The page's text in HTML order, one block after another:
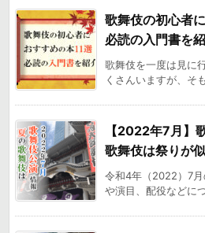
歌舞伎の初心者
必読の入門書を
歌舞伎を一度は見に
くさんいますが、そ
【2022年7月
歌舞伎は祭りが
令和4年（2022）7
や演目、配役などに